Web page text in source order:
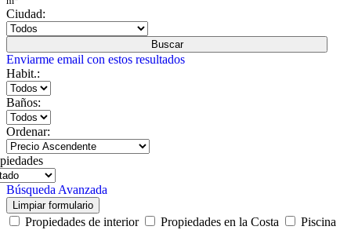
Ciudad:
Buscar
Enviarme email con estos resultados
Habit.:
Baños:
Ordenar:
Búsqueda Avanzada
Limpiar formulario
Propiedades de interior Propiedades en la Costa
Piscina